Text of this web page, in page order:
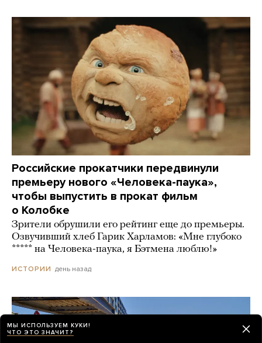
Российские прокатчики передвинули
премьеру нового «Человека-паука»,
чтобы выпустить в прокат фильм
о Колобке
Зрители обрушили его рейтинг еще до премьеры.
Озвучивший хлеб Гарик Харламов: «Мне глубоко
***** на Человека-паука, я Бэтмена люблю!»
ИСТОРИИ день назад
МЫ ИСПОЛЬЗУЕМ КУКИ!
ЧТО ЭТО ЗНАЧИТ?